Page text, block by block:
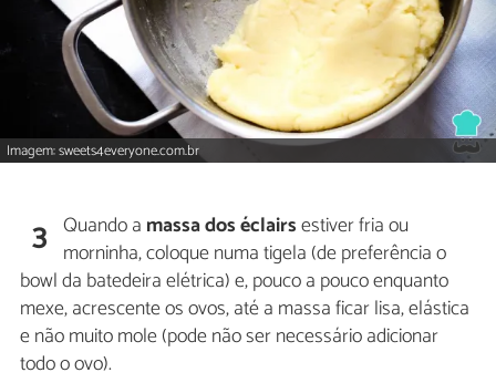
Imagem: sweets4everyone.com.br
3 Quando a massa dos éclairsestiver fria ou
morninha, coloque numa tigela (de preferência o
bowl da batedeira elétrica) e, pouco a pouco enquanto
mexe, acrescente os ovos, até a massa ficar lisa, elástica
e não muito mole (pode não ser necessário adicionar
todo o ovo).